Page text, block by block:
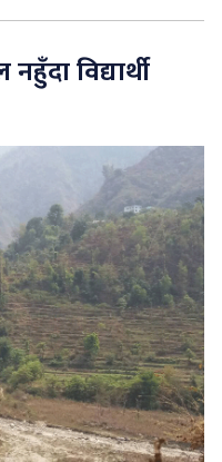
विद्यार्थी